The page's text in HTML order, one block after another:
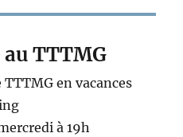
TTTMG
en vacances
à 19h